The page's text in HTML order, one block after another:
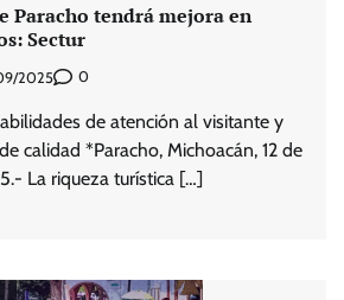
Paracho tendrá mejora en
Sectur
2025 0
de atención al visitante y
calidad *Paracho, Michoacán, 12 de
La riqueza turística […]